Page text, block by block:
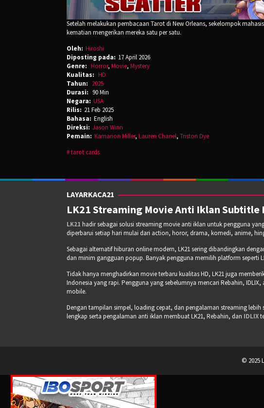
Setelah melakukan pembacaan Tarot di New Orleans, sekelompok
kematian mengerikan mereka satu per satu.
Oleh: Hiroshi
Diposting pada: 17 April 2026
Genre: Horror, Movie, Mystery
Kualitas: HD
Tahun: 2025
Durasi: 90 Min
Negara: USA
Rilis: 21 Feb 2025
Bahasa: English
Direksi: Jason Winn
Pemain: Kamarion Miller, Lauren Chanel, Triston Dye
tarot cards
LAYARKACA21
LK21 Streaming Movie Anti Iklan Subtitle
LK21 hadir sebagai solusi streaming movie anti iklan untuk pengguna
diperbarui setiap hari mulai dari action, horor, drama, komedi, anime,
Sebagai alternatif hiburan online modern, LK21 sering dibandingkan
dan minim gangguan popup. Banyak pengguna memilih platform seperti
Tidak hanya menghadirkan movie terbaru kualitas HD, LK21 juga
Indonesia yang rapi. Pengguna yang sebelumnya mencari Rebahin, IDLIX,
mobile.
Dengan tampilan simpel, loading cepat, dan pengalaman streaming
lengkap serta pengalaman anti iklan membuat LK21, Rebahin, dan IDLIX
© 2025